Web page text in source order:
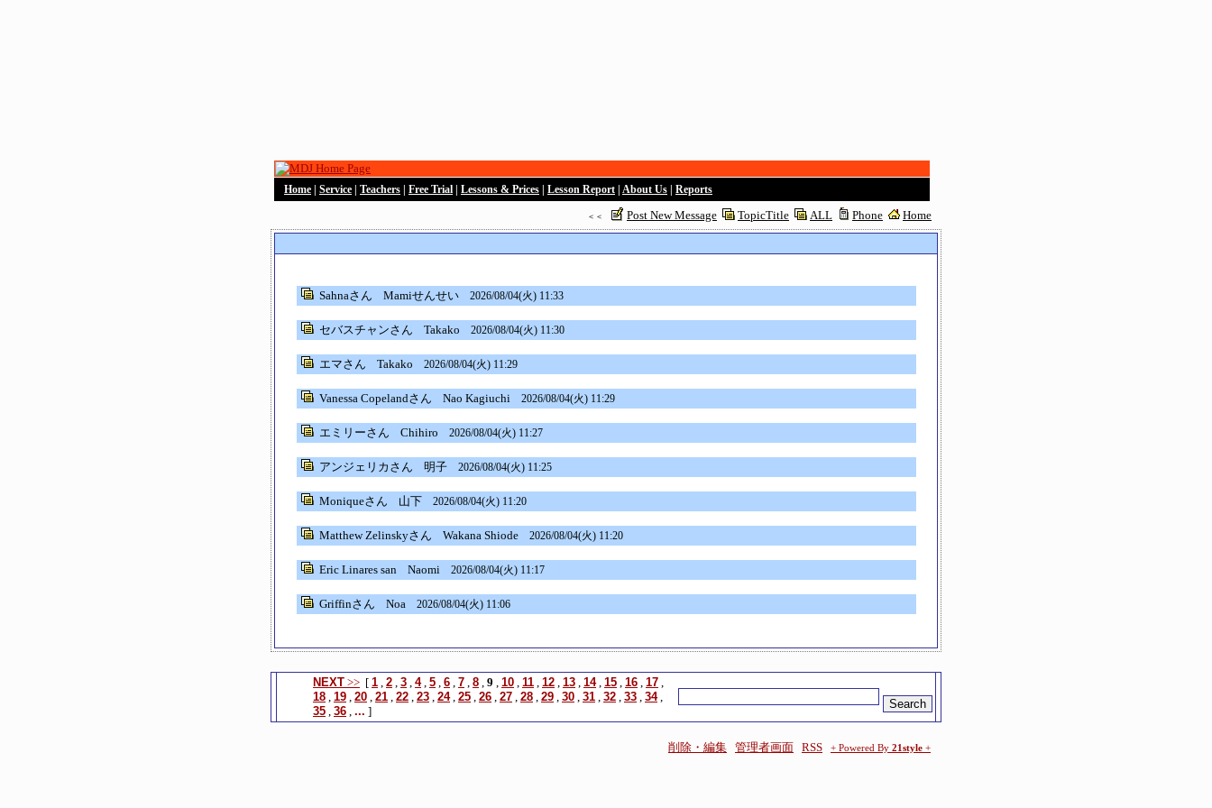
Home Service Teachers Free Trial Lessons & Prices Lesson Report About Us Reports
＜＜ Post New Message TopicTitle ALL Phone Home
Sahnaさん Mamiせんせい 2026/08/04(火) 11:33
セバスチャンさん Takako 2026/08/04(火) 11:30
エマさん Takako 2026/08/04(火) 11:29
Vanessa Copelandさん Nao Kagiuchi 2026/08/04(火) 11:29
エミリーさん Chihiro 2026/08/04(火) 11:27
アンジェリカさん 明子 2026/08/04(火) 11:25
Moniqueさん 山下 2026/08/04(火) 11:20
Matthew Zelinskyさん Wakana Shiode 2026/08/04(火) 11:20
Eric Linares sanNaomi 2026/08/04(火) 11:17
Griffinさん Noa 2026/08/04(火) 11:06
NEXT >> [ 1 , 2 , 3 , 4, 5 , 6 , 7 , 8 , 9 , 10 , 11 , 12 , 13 , 14, 15 , 16 , 17 ,
18 , 19 , 20 , 21 , 22 , 23 , 24, 25 , 26 , 27 , 28 , 29 , 30 , 31 , 32 , 33 , 34,
35 , 36 , ... ]
削除・編集 管理者画面 RSS + Powered By 21style +